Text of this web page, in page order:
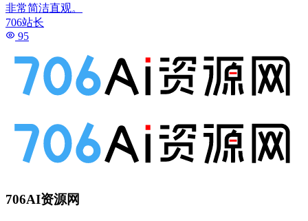
非常简洁直观。
706站长
95
706AI资源网